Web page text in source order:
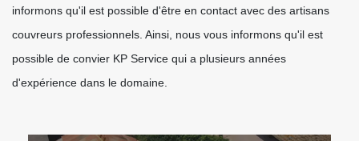
informons qu'il est possible d'être en contact avec des artisans
couvreurs professionnels. Ainsi, nous vous informons qu'il est
possible de convier KP Service qui a plusieurs années
d'expérience dans le domaine.